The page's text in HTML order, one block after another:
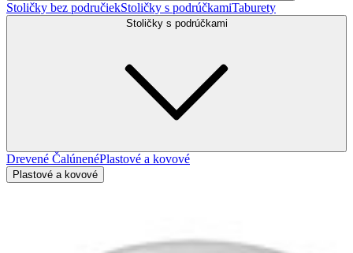
Stoličky bez područiekStoličky s podrúčkamiTaburety
Stoličky s podrúčkami
Drevené ČalúnenéPlastové a kovové
Plastové a kovové